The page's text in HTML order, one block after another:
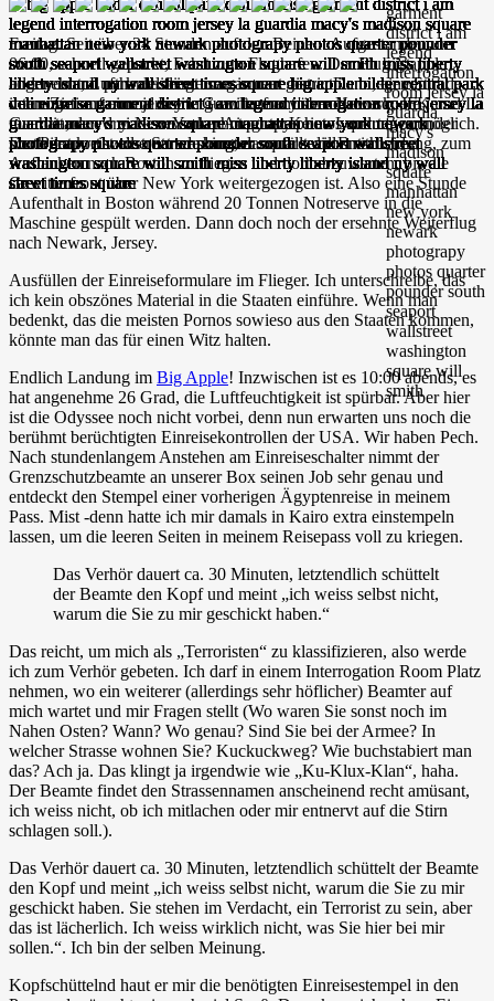
Freitag. Seit über 24 Stunden auf den Beinen. Aufgestanden um
06:00, schnell gepackt, Fahrt zum Flughafen. Der Flug ist
angenehm, Lufthansa fliegt man immer gerne. Dann, eine Stunde
vorm Ziel auf einmal breite Gewitterfront über Newark, JFK und La
Guardia, den drei New Yorker Airports. Keine Landungen möglich.
Der Pilot kreist eine Stunde lang, dann fällt die Entscheidung, zum
Auftanken nach Boston zu fliegen und dort abzuwarten, bis die
Gewitterfront über New York weitergezogen ist. Also eine Stunde
Aufenthalt in Boston während 20 Tonnen Notreserve in die
Maschine gespült werden. Dann doch noch der ersehnte Weiterflug
nach Newark, Jersey.
Ausfüllen der Einreiseformulare im Flieger. Ich unterschreibe, das
ich kein obszönes Material in die Staaten einführe. Wenn man
bedenkt, das die meisten Pornos sowieso aus den Staaten kommen,
könnte man das für einen Witz halten.
Endlich Landung im Big Apple! Inzwischen ist es 10:00 abends, es
hat angenehme 26 Grad, die Luftfeuchtigkeit ist spürbar. Aber hier
ist die Odyssee noch nicht vorbei, denn nun erwarten uns noch die
berühmt berüchtigten Einreisekontrollen der USA. Wir haben Pech.
Nach stundenlangem Anstehen am Einreiseschalter nimmt der
Grenzschutzbeamte an unserer Box seinen Job sehr genau und
entdeckt den Stempel einer vorherigen Ägyptenreise in meinem
Pass. Mist -denn hatte ich mir damals in Kairo extra einstempeln
lassen, um die leeren Seiten in meinem Reisepass voll zu kriegen.
Das Verhör dauert ca. 30 Minuten, letztendlich schüttelt
der Beamte den Kopf und meint „ich weiss selbst nicht,
warum die Sie zu mir geschickt haben.“
Das reicht, um mich als „Terroristen“ zu klassifizieren, also werde
ich zum Verhör gebeten. Ich darf in einem Interrogation Room Platz
nehmen, wo ein weiterer (allerdings sehr höflicher) Beamter auf
mich wartet und mir Fragen stellt (Wo waren Sie sonst noch im
Nahen Osten? Wann? Wo genau? Sind Sie bei der Armee? In
welcher Strasse wohnen Sie? Kuckuckweg? Wie buchstabiert man
das? Ach ja. Das klingt ja irgendwie wie „Ku-Klux-Klan“, haha.
Der Beamte findet den Strassennamen anscheinend recht amüsant,
ich weiss nicht, ob ich mitlachen oder mir entnervt auf die Stirn
schlagen soll.).
Das Verhör dauert ca. 30 Minuten, letztendlich schüttelt der Beamte
den Kopf und meint „ich weiss selbst nicht, warum die Sie zu mir
geschickt haben. Sie stehen im Verdacht, ein Terrorist zu sein, aber
das ist lächerlich. Ich weiss wirklich nicht, was Sie hier bei mir
sollen.“. Ich bin der selben Meinung.
Kopfschüttelnd haut er mir die benötigten Einreisestempel in den